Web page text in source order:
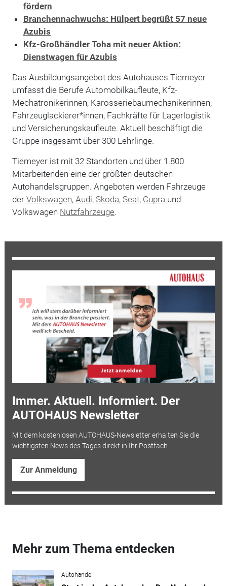
fördern
Branchennachwuchs: Hülpert begrüßt 57 neue
Azubis
Kfz-Großhändler Toha mit neuer Aktion:
Dienstwagen für Azubis
Das Ausbildungsangebot des Autohauses Tiemeyer
umfasst die Berufe Automobilkaufleute, Kfz-
Mechatronikerinnen, Karosseriebaumechanikerinnen,
Fahrzeuglackierer*innen, Fachkräfte für Lagerlogistik
und Versicherungskaufleute. Aktuell beschäftigt die
Gruppe insgesamt über 300 Lehrlinge.
Tiemeyer ist mit 32 Standorten und über 1.800
Mitarbeitenden eine der größten deutschen
Autohandelsgruppen. Angeboten werden Fahrzeuge
der Volkswagen, Audi, Skoda, Seat, Cupra und
Volkswagen Nutzfahrzeuge.
Immer. Aktuell. Informiert. Der
AUTOHAUS Newsletter
Mit dem kostenlosen AUTOHAUS-Newsletter erhalten Sie die
wichtigsten News des Tages direkt in Ihr Postfach.
Zur Anmeldung
Mehr zum Thema entdecken
Autohandel